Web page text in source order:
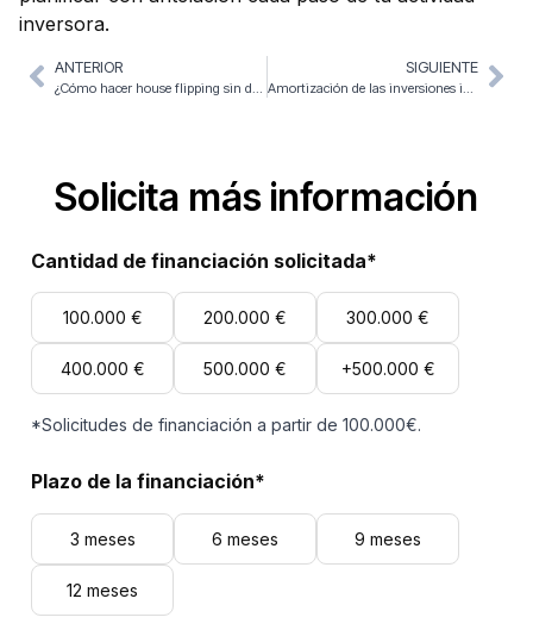
inversora.
ANTERIOR
¿Cómo hacer house flipping sin dinero?
SIGUIENTE
Amortización de las inversiones inmobiliarias: ¿Cómo calcularla?
Solicita más información
Cantidad de financiación solicitada*
100.000 € 200.000 € 300.000 €
400.000 € 500.000 € +500.000 €
*Solicitudes de financiación a partir de 100.000€.
Plazo de la financiación*
3 meses 6 meses 9 meses
12 meses